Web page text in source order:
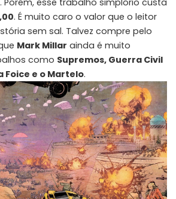
. É muito caro o valor que o leitor
sem sal. Talvez compre pelo
Mark Millar ainda é muito
como Supremos, Guerra Civil
Foice e o Martelo.